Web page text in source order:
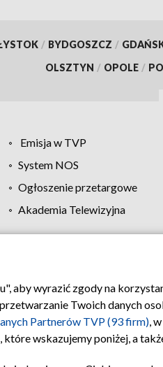
/ BYDGOSZCZ /
OLSZTYN / OPOLE /
Emisja w TVP
System NOS
Ogłoszenie przetargowe
Akademia Telewizyjna
Regulamin TVP Polityka
aby wyrazić zgody na
Twoich danych
Partnerów TVP (93 firm),
wskazujemy poniżej, a